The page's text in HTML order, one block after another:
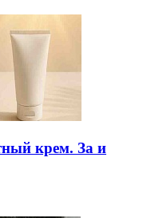
крем. За и